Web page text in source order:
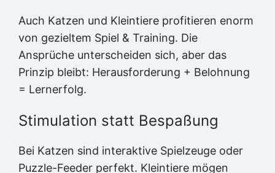
Auch Katzen und Kleintiere profitieren enorm
von gezieltem Spiel & Training. Die
Ansprüche unterscheiden sich, aber das
Prinzip bleibt: Herausforderung + Belohnung
= Lernerfolg.
Stimulation statt Bespaßung
Bei Katzen sind interaktive Spielzeuge oder
Puzzle-Feeder perfekt. Kleintiere mögen